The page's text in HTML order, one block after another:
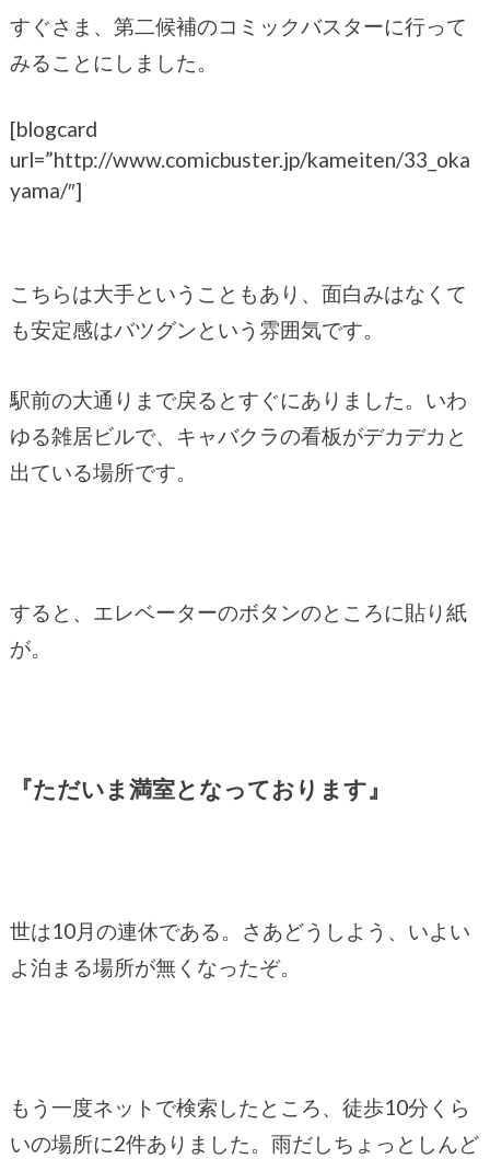
すぐさま、第二候補のコミックバスターに行って
みることにしました。
[blogcard
url=”http://www.comicbuster.jp/kameiten/33_oka
yama/″]
こちらは大手ということもあり、面白みはなくて
も安定感はバツグンという雰囲気です。
駅前の大通りまで戻るとすぐにありました。いわ
ゆる雑居ビルで、キャバクラの看板がデカデカと
出ている場所です。
すると、エレベーターのボタンのところに貼り紙
が。
『ただいま満室となっております』
世は10月の連休である。さあどうしよう、いよい
よ泊まる場所が無くなったぞ。
もう一度ネットで検索したところ、徒歩10分くら
いの場所に2件ありました。雨だしちょっとしんど